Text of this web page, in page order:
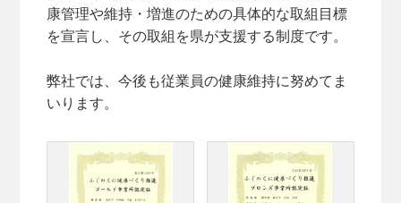
康管理や維持・増進のための具体的な取組目標
を宣言し、その取組を県が支援する制度です。
弊社では、今後も従業員の健康維持に努めてま
いります。